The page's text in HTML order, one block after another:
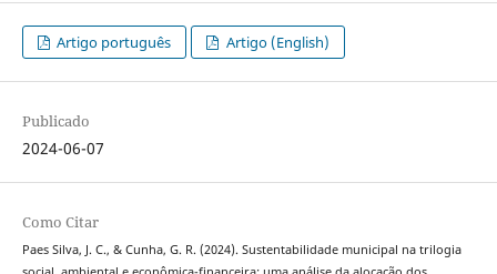
Artigo português Artigo (English)
Publicado
2024-06-07
Como Citar
Paes Silva, J. C., & Cunha, G. R. (2024). Sustentabilidade municipal na trilogia